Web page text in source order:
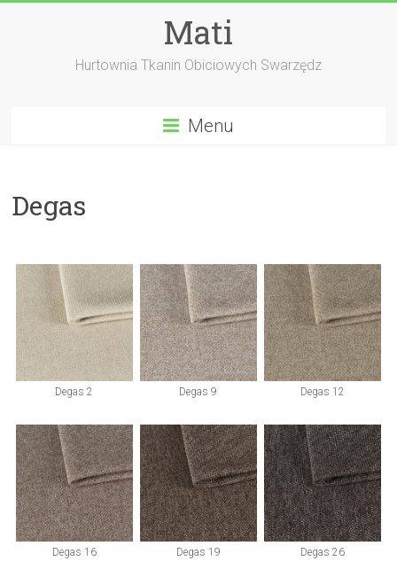
Mati
Hurtownia Tkanin Obiciowych Swarzędz
Menu
Degas
Degas 2 Degas 9 Degas 12
Degas 16 Degas 19 Degas 26